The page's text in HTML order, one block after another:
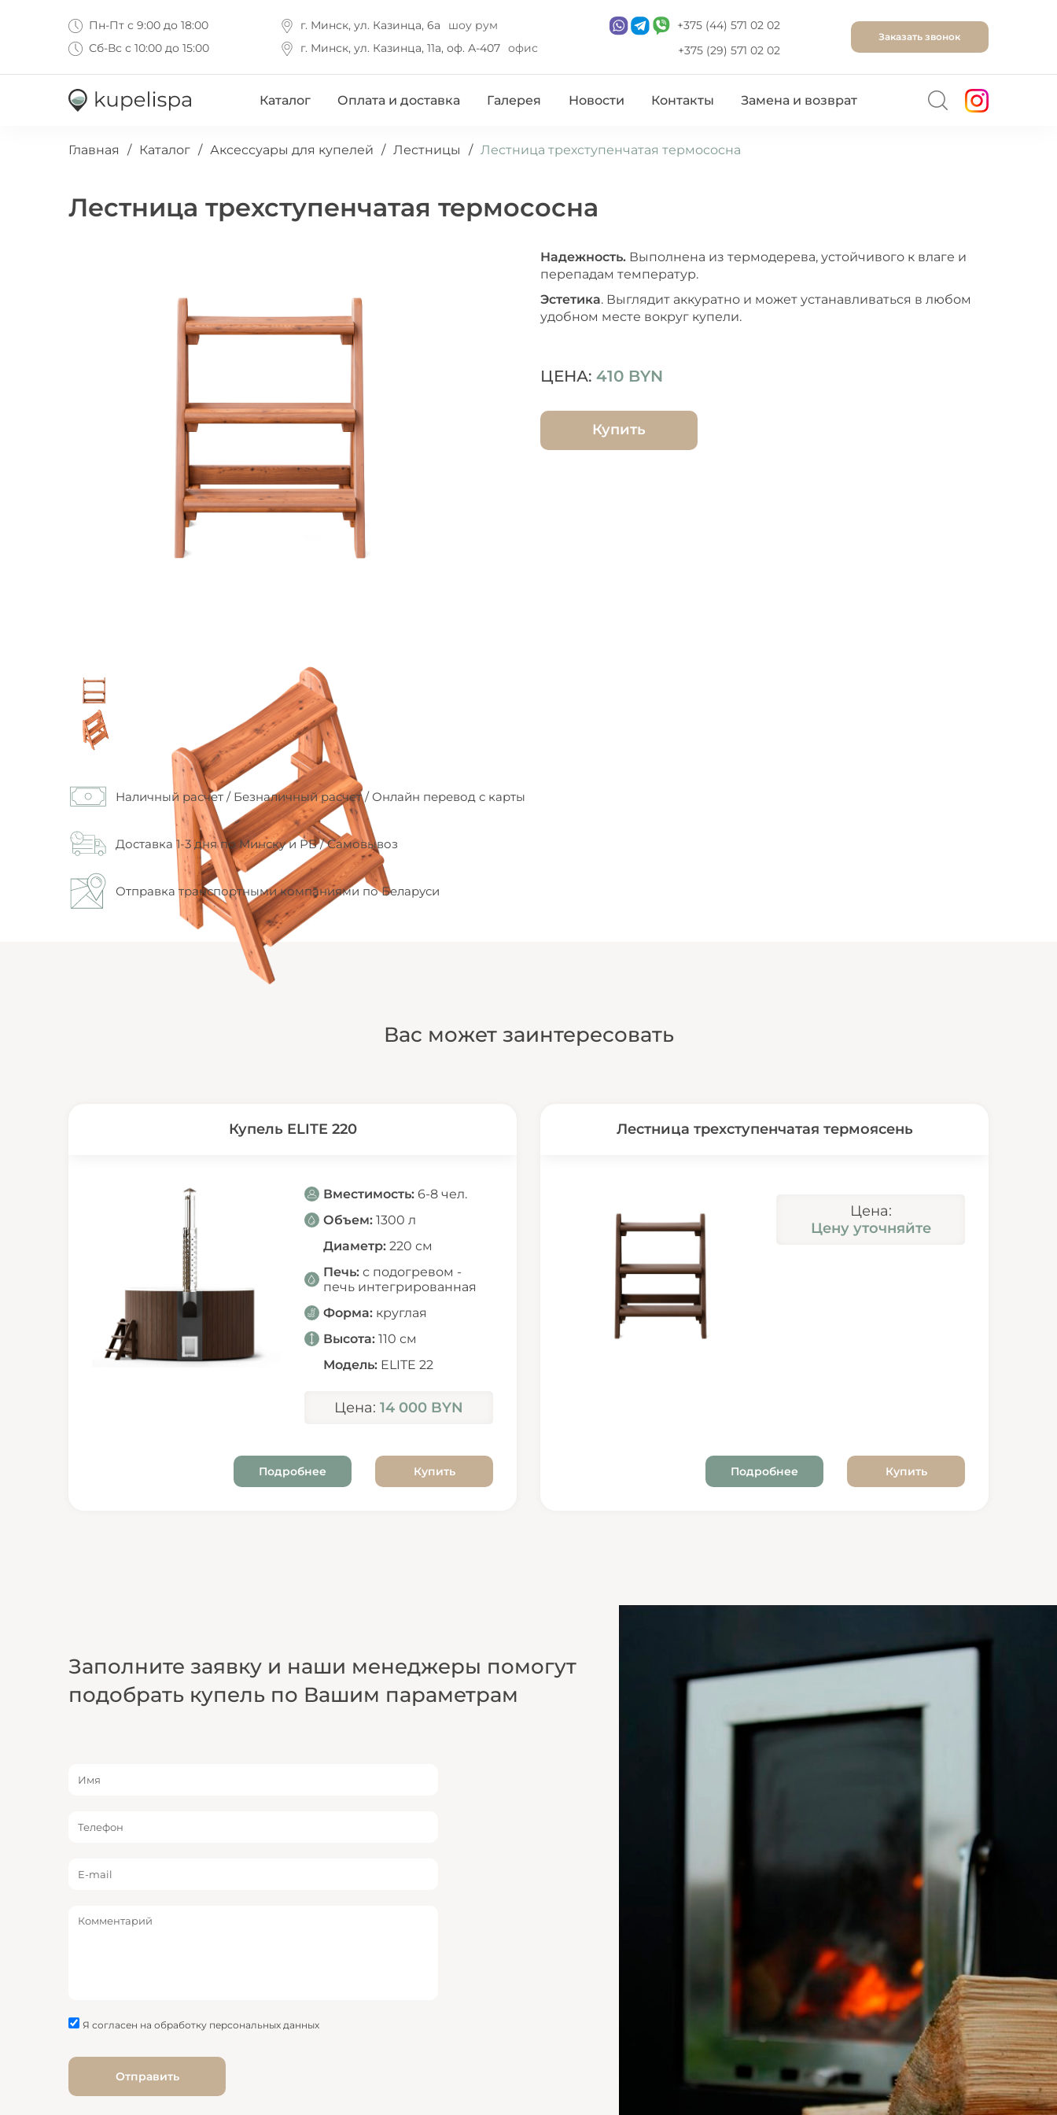
Пн-Пт с 9:00 до 18:00
Сб-Вс с 10:00 до 15:00
г. Минск, ул. Казинца, 6а
шоу рум
г. Минск, ул. Казинца, 11а, оф. А-407 офис
+375 (44) 571 02 02
+375 (29) 571 02 02
Заказать звонок
Каталог Оплата и доставка Галерея Новости Контакты Замена и возврат Поиск
Главная / Каталог / Аксессуары для купелей / Лестницы / Лестница трехступенчатая термососна
Лестница трехступенчатая термососна
Надежность. Выполнена из термодерева, устойчивого к влаге и
перепадам температур.
Эстетика. Выглядит аккуратно и может устанавливаться в любом
удобном месте вокруг купели.
ЦЕНА: 410 BYN
Купить
Наличный расчет / Безналичный расчет / Онлайн перевод с карты
Доставка 1-3 дня по Минску и РБ / Самовывоз
Отправка транспортными компаниями по Беларуси
Вас может заинтересовать
Купель ELITE 220
Вместимость: 6-8 чел.
Объем: 1300 л
Диаметр: 220 см
Печь: с подогревом -
печь интегрированная
Форма: круглая
Высота: 110 см
Модель: ELITE 22
Цена: 14 000 BYN
Подробнее Купить
Лестница трехступенчатая термоясень
Цена:
Цену уточняйте
Подробнее Купить
Заполните заявку и наши менеджеры помогут
подобрать купель по Вашим параметрам
Комментарий
Я согласен на обработку персональных данных